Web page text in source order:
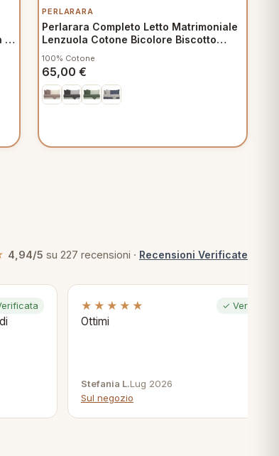
-
PERLARARA
Perlarara Completo Letto Matrimoniale
Lenzuola Cotone Bicolore Biscotto
100% Cotone
65,00 €
4,94/5 su 227 recensioni · Recensioni Verificate
★★★★★ ✓ Verificata
Ottimi
Stefania L.Lug 2026
Sul negozio